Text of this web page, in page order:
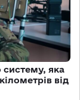
систему, яка
від